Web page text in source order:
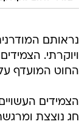
נראותם
ויוקרתי.
החוט המועדף
חג נוצצת